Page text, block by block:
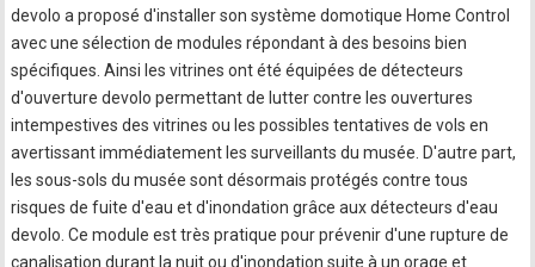
devolo a proposé d'installer son système domotique Home Control
avec une sélection de modules répondant à des besoins bien
spécifiques. Ainsi les vitrines ont été équipées de détecteurs
d'ouverture devolo permettant de lutter contre les ouvertures
intempestives des vitrines ou les possibles tentatives de vols en
avertissant immédiatement les surveillants du musée. D'autre part,
les sous-sols du musée sont désormais protégés contre tous
risques de fuite d'eau et d'inondation grâce aux détecteurs d'eau
devolo. Ce module est très pratique pour prévenir d'une rupture de
canalisation durant la nuit ou d'inondation suite à un orage et